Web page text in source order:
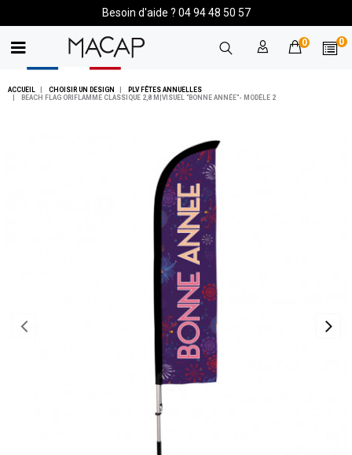
Besoin d'aide ? 04 94 48 50 57
0 0
ACCUEIL CHOISIR UN DESIGN
PLV FÊTES ANNUELLES
BEACH FLAG ORIFLAMME CLASSIQUE 2,8 M|VISUEL "BONNE ANNÉE"- MODÈLE 2